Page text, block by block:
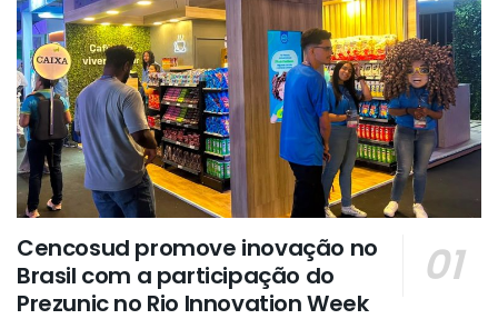
Cencosud promove inovação no
Brasil com a participação do
Prezunic no Rio Innovation Week